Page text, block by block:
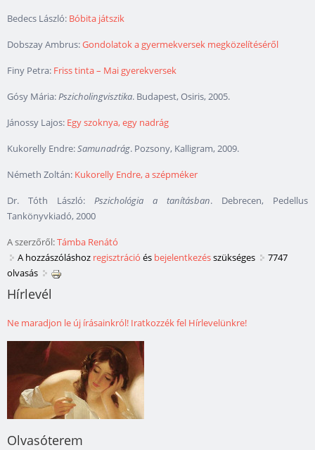
Bedecs László: Bóbita játszik
Dobszay Ambrus:Gondolatok a gyermekversek megközelítéséről
Finy Petra: Friss tinta – Mai gyerekversek
Gósy Mária:Pszicholingvisztika. Budapest, Osiris, 2005.
Jánossy Lajos: Egy szoknya, egy nadrág
Kukorelly Endre:Samunadrág. Pozsony, Kalligram, 2009.
Németh Zoltán: Kukorelly Endre, a szépméker
Dr. Tóth László: Pszichológia a tanításban. Debrecen, Pedellus
Tankönyvkiadó, 2000
A szerzőről:Támba Renátó
A hozzászóláshoz regisztráció és bejelentkezésszükséges
7747
olvasás
Hírlevél
Ne maradjon le új írásainkról! Iratkozzék fel Hírlevelünkre!
Olvasóterem